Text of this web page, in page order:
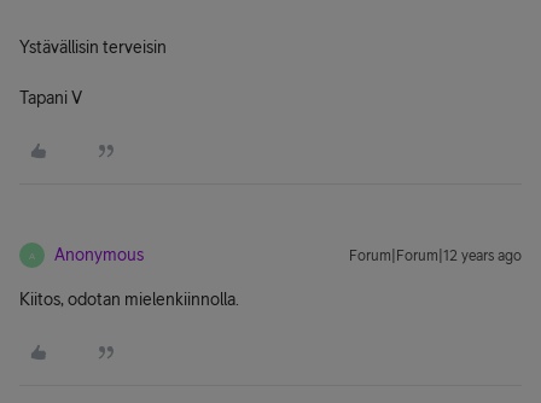
Ystävällisin terveisin
Tapani V
A Anonymous Forum|Forum|12 years ago
Kiitos, odotan mielenkiinnolla.